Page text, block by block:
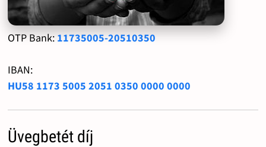
OTP Bank: 11735005-20510350
IBAN:
HU58 1173 5005 2051 0350 0000 0000
Üvegbetét díj